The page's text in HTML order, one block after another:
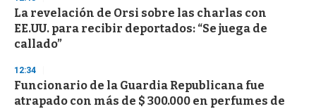
La revelación de Orsi sobre las charlas con
EE.UU. para recibir deportados: “Se juega de
callado”
12:34
Funcionario de la Guardia Republicana fue
atrapado con más de $ 300.000 en perfumes de